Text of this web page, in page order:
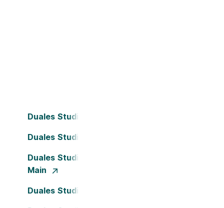
Duales Studium Bielefeld
Duales Studium Darmstadt
Duales Studium Frankfurt am
Main
Duales Studium Köln